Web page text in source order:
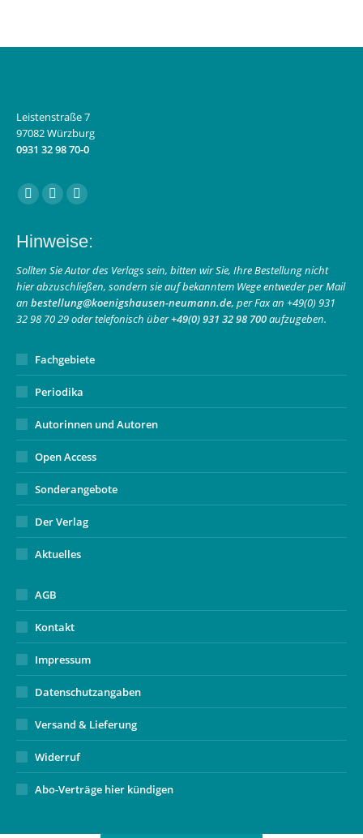
Leistenstraße 7
97082 Würzburg
0931 32 98 70-0
Finden Sie uns auf:
Facebook
opens
in
new
window
Instagram
opens
in
new
window
E-
page
opens
in
new
window
Hinweise:
Sollten Sie Autor des Verlags sein, bitten wir Sie, Ihre Bestellung nicht
hier abzuschließen, sondern sie auf bekanntem Wege entweder per Mail
an bestellung@koenigshausen-neumann.de, per Fax an +49(0) 931
32 98 70 29 oder telefonisch über+49(0) 931 32 98 700aufzugeben.
Fachgebiete
Periodika
Autorinnen und Autoren
Open Access
Sonderangebote
Der Verlag
Aktuelles
AGB
Kontakt
Impressum
Datenschutzangaben
Versand & Lieferung
Widerruf
Abo-Verträge hier kündigen